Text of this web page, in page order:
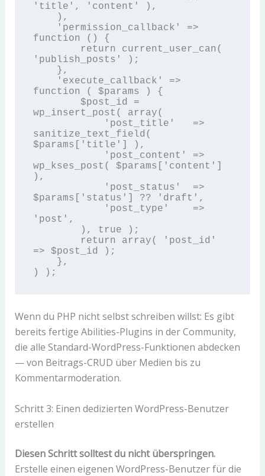
'title', 'content' ),
function () {
'publish_posts' );
function ( $params ) {
        $post_id =
wp_insert_post( array(
sanitize_text_field(
$params['title'] ),
wp_kses_post( $params['content']
),
$params['status'] ?? 'draft',
'post',
=> $post_id );
Wenn du PHP nicht selbst schreiben willst: Es gibt
bereits fertige Abilities-Plugins in der Community,
die alle Standard-WordPress-Funktionen abdecken
— von Beitrags-CRUD über Medien bis zu
Kommentarmoderation.
Schritt 3: Einen dedizierten WordPress-Benutzer
erstellen
Diesen Schritt solltest du nicht überspringen.
Erstelle einen eigenen WordPress-Benutzer für die